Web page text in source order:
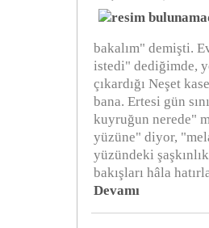
bakalım" demişti.
istedi" dediğimde,
çıkardığı Neşet
bana. Ertesi gün
kuyruğun nerede"
yüzüne" diyor,
yüzündeki
bakışları hâla
Devamı